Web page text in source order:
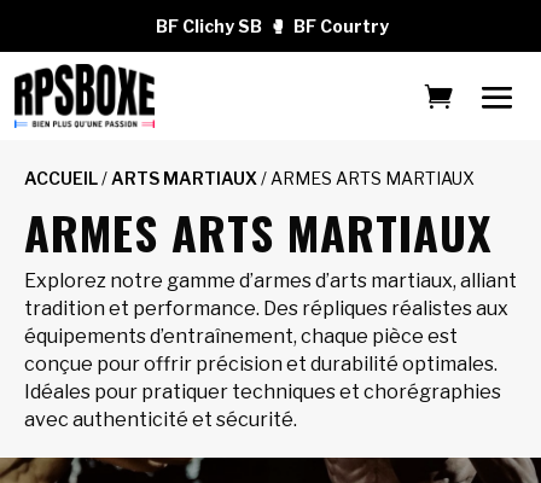
BF Clichy SB 🥊 BF Courtry
ACCUEIL/ ARTS MARTIAUX / ARMES ARTS MARTIAUX
ARMES ARTS MARTIAUX
Explorez notre gamme d’armes d’arts martiaux, alliant
tradition et performance. Des répliques réalistes aux
équipements d’entraînement, chaque pièce est
conçue pour offrir précision et durabilité optimales.
Idéales pour pratiquer techniques et chorégraphies
avec authenticité et sécurité.